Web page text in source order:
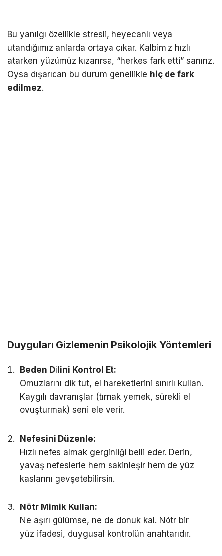
Bu yanılgı özellikle stresli, heyecanlı veya
utandığımız anlarda ortaya çıkar. Kalbimiz hızlı
atarken yüzümüz kızarırsa, “herkes fark etti” sanırız.
Oysa dışarıdan bu durum genellikle hiç de fark
edilmez.
Duyguları Gizlemenin Psikolojik Yöntemleri
Beden Dilini Kontrol Et:
Omuzlarını dik tut, el hareketlerini sınırlı kullan.
Kaygılı davranışlar (tırnak yemek, sürekli el
ovuşturmak) seni ele verir.
Nefesini Düzenle:
Hızlı nefes almak gerginliği belli eder. Derin,
yavaş nefeslerle hem sakinleşir hem de yüz
kaslarını gevşetebilirsin.
Nötr Mimik Kullan:
Ne aşırı gülümse, ne de donuk kal. Nötr bir
yüz ifadesi, duygusal kontrolün anahtarıdır.